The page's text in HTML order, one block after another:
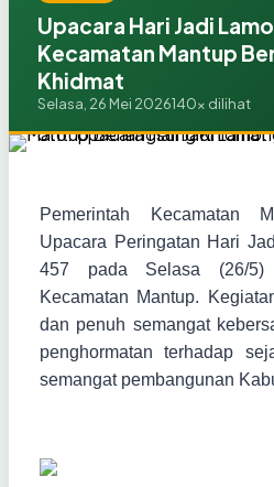
Upacara Hari Jadi
Kecamatan Mantup
Khidmat
Selasa, 26 Mei 2026140x dilihat
Pemerintah Kecamatan
Upacara Peringatan Hari
457 pada Selasa (26/
Kecamatan Mantup.
dan penuh semangat
penghormatan terhadap
semangat pembangunan